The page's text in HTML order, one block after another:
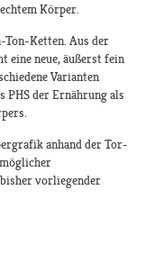
Körper.
Ton-Ketten. Aus der
eine neue, äußerst fein
Varianten
PHS der Ernährung als
anhand der Tor-
vorliegender